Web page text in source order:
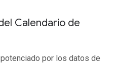
Calendario de
por los datos de